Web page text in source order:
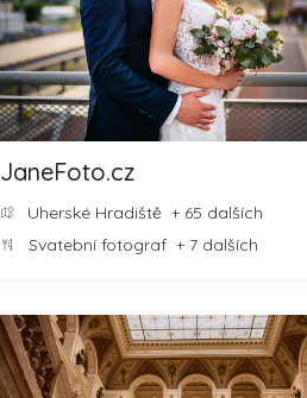
JaneFoto.cz
Uherské Hradiště + 65 dalších
Svatební fotograf + 7 dalších